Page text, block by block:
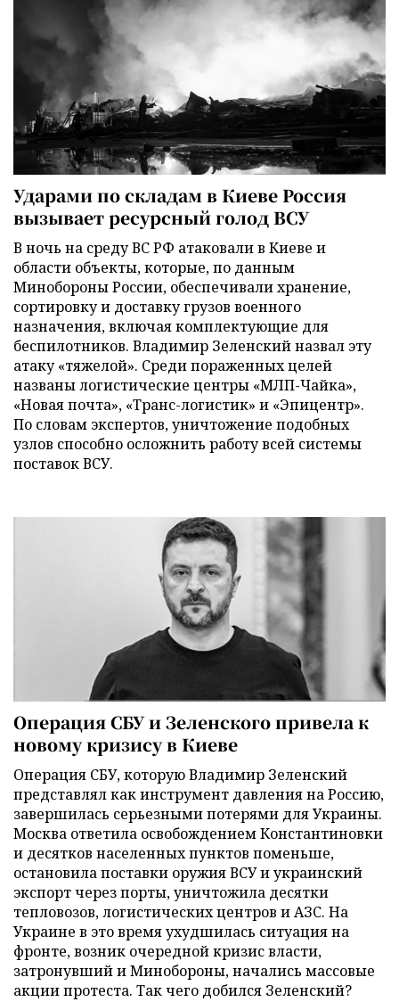
Ударами по складам в Киеве Россия
вызывает ресурсный голод ВСУ
В ночь на среду ВС РФ атаковали в Киеве и
области объекты, которые, по данным
Минобороны России, обеспечивали хранение,
сортировку и доставку грузов военного
назначения, включая комплектующие для
беспилотников. Владимир Зеленский назвал эту
атаку «тяжелой». Среди пораженных целей
названы логистические центры «МЛП-Чайка»,
«Новая почта», «Транс-логистик» и «Эпицентр».
По словам экспертов, уничтожение подобных
узлов способно осложнить работу всей системы
поставок ВСУ.
Операция СБУ и Зеленского привела к
новому кризису в Киеве
Операция СБУ, которую Владимир Зеленский
представлял как инструмент давления на Россию,
завершилась серьезными потерями для Украины.
Москва ответила освобождением Константиновки
и десятков населенных пунктов поменьше,
остановила поставки оружия ВСУ и украинский
экспорт через порты, уничтожила десятки
тепловозов, логистических центров и АЗС. На
Украине в это время ухудшилась ситуация на
фронте, возник очередной кризис власти,
затронувший и Минобороны, начались массовые
акции протеста. Так чего добился Зеленский?